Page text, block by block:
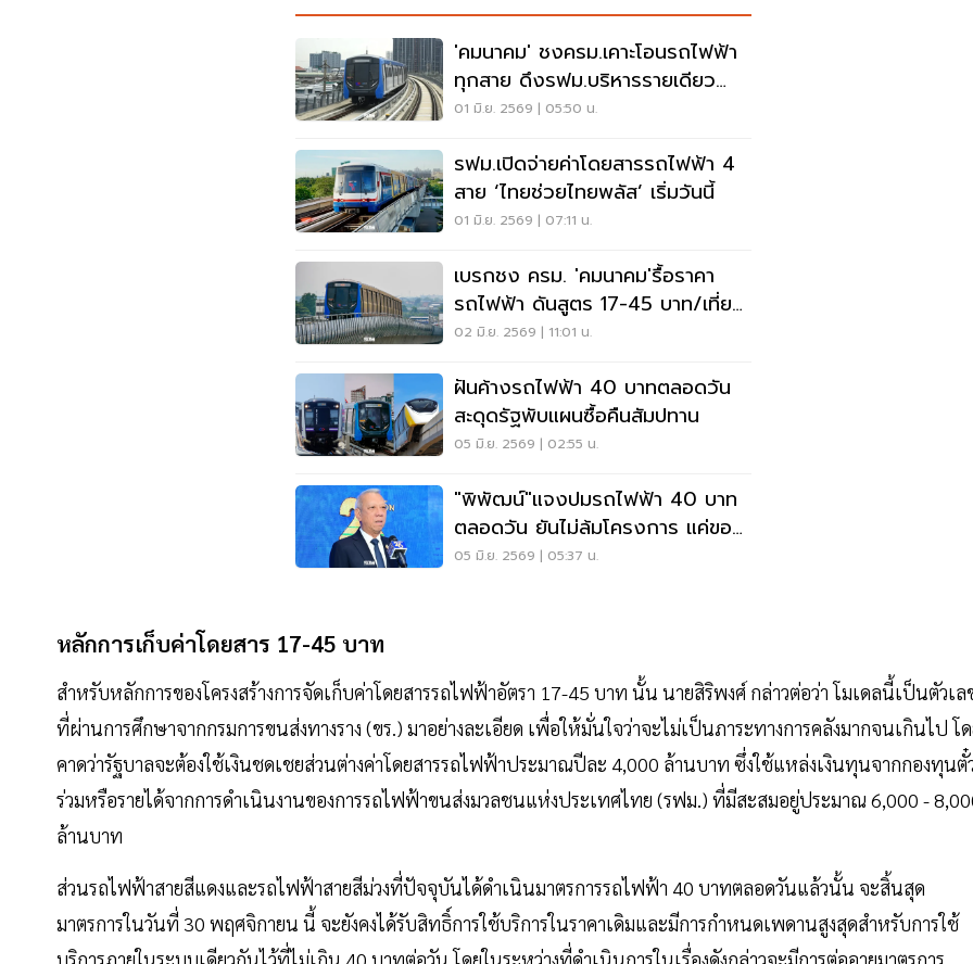
'คมนาคม' ชงครม.เคาะโอนรถไฟฟ้า
ทุกสาย ดึงรฟม.บริหารรายเดียว
พรุ่งนี้
01 มิ.ย. 2569 | 05:50 น.
รฟม.เปิดจ่ายค่าโดยสารรถไฟฟ้า 4
สาย ‘ไทยช่วยไทยพลัส’ เริ่มวันนี้
01 มิ.ย. 2569 | 07:11 น.
เบรกชง ครม. 'คมนาคม'รื้อราคา
รถไฟฟ้า ดันสูตร 17-45 บาท/เที่ยว
ล้มแผน 40 บาท/วัน
02 มิ.ย. 2569 | 11:01 น.
ฝันค้างรถไฟฟ้า 40 บาทตลอดวัน
สะดุดรัฐพับแผนซื้อคืนสัมปทาน
05 มิ.ย. 2569 | 02:55 น.
"พิพัฒน์"แจงปมรถไฟฟ้า 40 บาท
ตลอดวัน ยันไม่ล้มโครงการ แค่ขอ
ชะลอ
05 มิ.ย. 2569 | 05:37 น.
หลักการเก็บค่าโดยสาร 17-45 บาท
สำหรับหลักการของโครงสร้างการจัดเก็บค่าโดยสารรถไฟฟ้าอัตรา 17-45 บาท นั้น นายสิริพงศ์ กล่าวต่อว่า โมเดลนี้เป็นตัวเล
ที่ผ่านการศึกษาจากกรมการขนส่งทางราง (ขร.) มาอย่างละเอียด เพื่อให้มั่นใจว่าจะไม่เป็นภาระทางการคลังมากจนเกินไป โ
คาดว่ารัฐบาลจะต้องใช้เงินชดเชยส่วนต่างค่าโดยสารรถไฟฟ้าประมาณปีละ 4,000 ล้านบาท ซึ่งใช้แหล่งเงินทุนจากกองทุนตั๋
ร่วมหรือรายได้จากการดำเนินงานของการรถไฟฟ้าขนส่งมวลชนแห่งประเทศไทย (รฟม.) ที่มีสะสมอยู่ประมาณ 6,000 -
ล้านบาท
ส่วนรถไฟฟ้าสายสีแดงและรถไฟฟ้าสายสีม่วงที่ปัจจุบันได้ดำเนินมาตรการรถไฟฟ้า 40 บาทตลอดวันแล้วนั้น จะสิ้นสุด
มาตรการในวันที่ 30 พฤศจิกายน นี้ จะยังคงได้รับสิทธิ์การใช้บริการในราคาเดิมและมีการกำหนดเพดานสูงสุดสำหรับการใช้